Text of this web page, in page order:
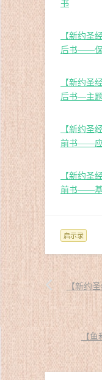
书
【新约圣
后书——
【新约圣
后书—主
【新约圣
前书——应
【新约圣
前书——
启示录
【新约
【鱼